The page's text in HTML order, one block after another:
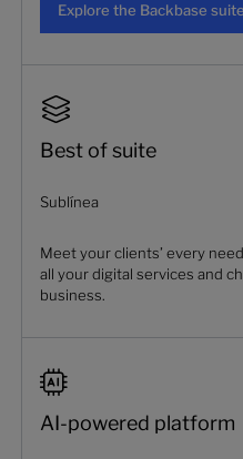
Explore the Backbase suite
Best of suite
Sublínea
Meet your clients’ every
all your digital services and
business.
AI-powered platform